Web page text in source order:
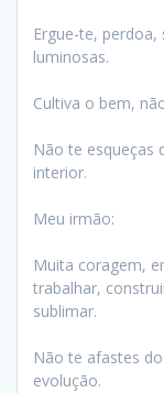
Ergue-te, perdoa,
luminosas.
Cultiva o bem,
Não te esqueças
interior.
Meu irmão:
Muita coragem,
trabalhar,
sublimar.
Não te afastes
evolução.